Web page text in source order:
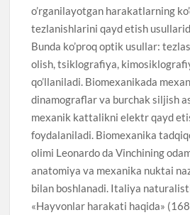
o’rganilayotgan harakatlarning
tezlanishlarini qayd etish
Bunda ko’proq optik usullar:
olish, tsiklografiya,
qo’llaniladi. Biomexanikada
dinamograflar va burchak siljish
mexanik kattalikni elektr qayd
foydalaniladi. Biomexanika
olimi Leonardo da Vinchining
anatomiya va mexanika nuktai
bilan boshlanadi. Italiya
«Hayvonlar harakati haqida»